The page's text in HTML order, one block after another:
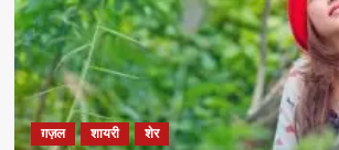
ग़ज़ल शायरी शेर